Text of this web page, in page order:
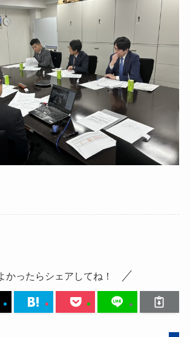
かったらシェアしてね！